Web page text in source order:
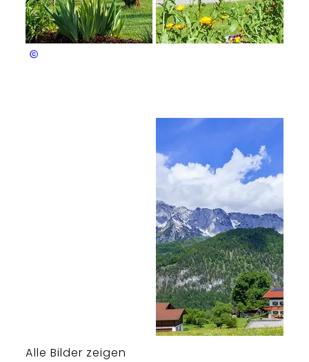
Fuchs
Alle Bilder zeigen